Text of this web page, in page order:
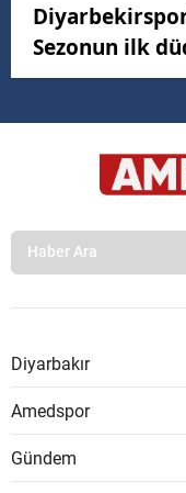
Sezonun ilk
Diyarbakır
Amedspor
Gündem